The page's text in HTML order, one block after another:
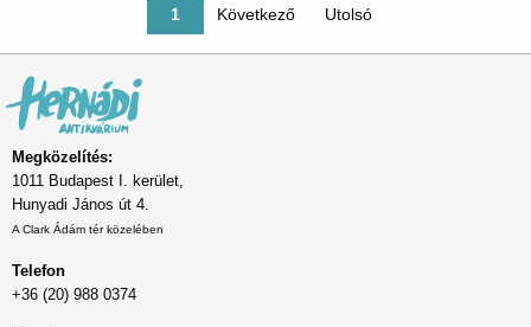
Jelenlegi oldal
1 Következő oldal
Következő Utolsó oldal
Utolsó
Megközelítés:
1011 Budapest I. kerület,
Hunyadi János út 4.
A Clark Ádám tér közelében
Telefon
+36 (20) 988 0374